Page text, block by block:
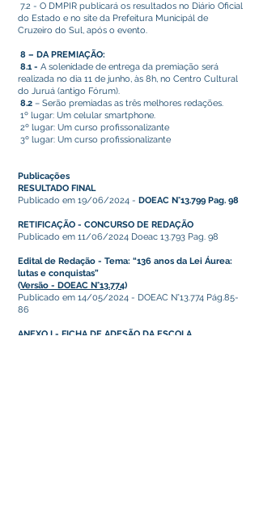
7.2 - O DMPIR publicará os resultados no Diário Oficial
do Estado e no site da Prefeitura Municipál de
Cruzeiro do Sul, após o evento.
8 – DA PREMIAÇÃO:
8.1 - A solenidade de entrega da premiação será
realizada no dia 11 de junho, às 8h, no Centro Cultural
do Juruá (antigo Fórum).
8.2 – Serão premiadas as três melhores redações.
1º lugar: Um celular smartphone.
2º lugar: Um curso profissonalizante
3º lugar: Um curso profissionalizante
Publicações
RESULTADO FINAL
Publicado em 19/06/2024 - DOEAC N°13.799 Pag. 98
RETIFICAÇÃO - CONCURSO DE REDAÇÃO
Publicado em 11/06/2024 Doeac 13.793 Pag. 98
Edital de Redação - Tema: “136 anos da Lei Áurea:
lutas e conquistas”
(Versão - DOEAC N°13.774)
Publicado em 14/05/2024 - DOEAC N°13.774 Pág.85-
86
ANEXO I - FICHA DE ADESÃO DA ESCOLA